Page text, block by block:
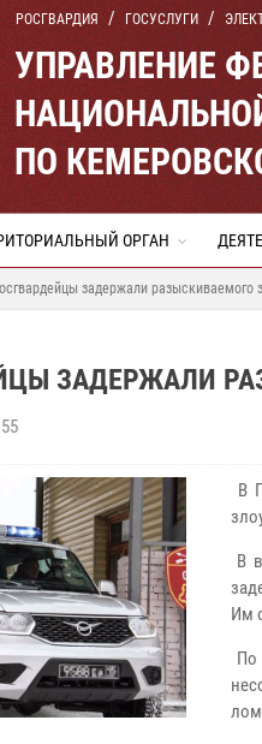
РОСГВАРДИЯ ГОСУСЛУГИ
УПРАВЛЕНИЕ
ПО
ОРГАН
задержали разыскиваемого
ЗАДЕРЖАЛИ
В
В
Им
По